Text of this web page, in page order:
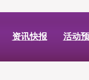
资讯快报 活动